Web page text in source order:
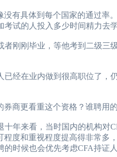
具体到每个国家的通过率
试的人投入多少时间精力去
刚毕业，等他考到二级三
在业内做到很高职位了，
更看重这个资格？谁聘用的
来看，当时国内的机构对
度和重视程度提高得非常多
时候也会优先考虑CFA持证